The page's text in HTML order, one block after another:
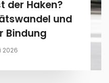
der Haken?
und
Bindung
2026